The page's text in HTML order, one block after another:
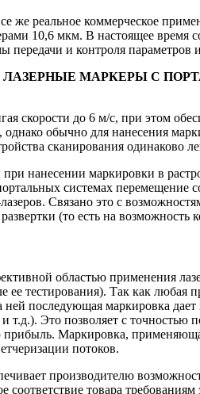
же реальное коммерческое
10,6 мкм. В настоящее время
и контроля параметров
МАРКЕРЫ С
скорости до 6 м/с, при этом
обычно для нанесения
сканирования
нанесении маркировки в
системах
Связано это с
(то есть на
областью применения
тестирования). Так как любая
ней последующая маркировка
т.д.). Это позволяет с
Маркировка,
потоков.
производителю
товара